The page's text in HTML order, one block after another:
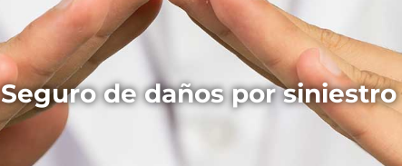
Seguro de daños por siniestro